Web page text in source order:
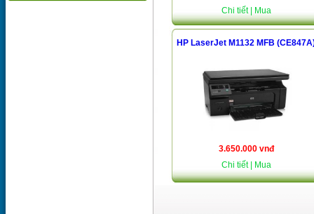
Chi tiết
| Mua
HP LaserJet M1132 MFB
3.650.000 vnđ
Chi tiết
| Mua